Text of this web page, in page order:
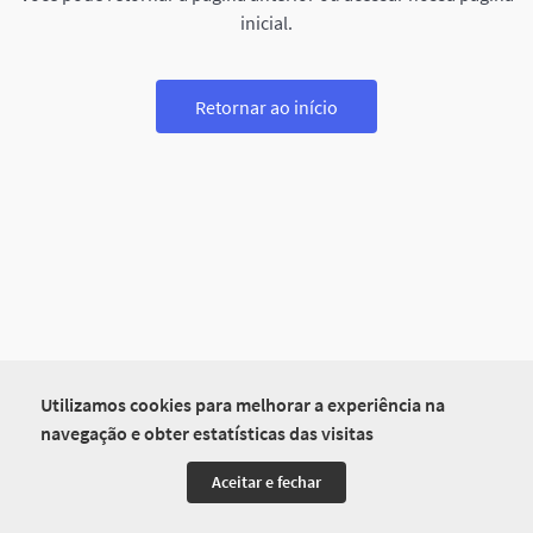
Utilizamos cookies para melhorar a experiência na
navegação e obter estatísticas das visitas
Aceitar e fechar
inicial.
Retornar ao início